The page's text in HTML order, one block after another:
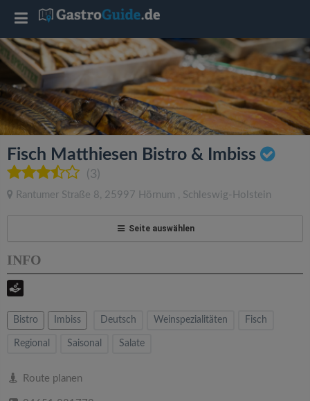
Fisch Matthiesen Bistro & Imbiss
(3)
Rantumer Straße 8, 25997 Hörnum , Schleswig-Holstein
Seite auswählen
INFO
Bistro Imbiss Deutsch Weinspezialitäten Fisch
Regional Saisonal Salate
Route planen
T
o
g
g
l
e
a
v
i
g